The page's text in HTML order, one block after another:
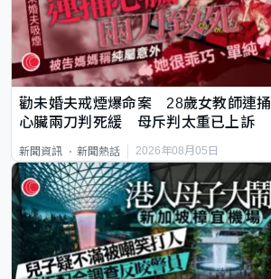
勸未婚夫戒煙爆命案 28歲女教師連捅
心臟兩刀判死緩 母斥判太重已上訴
新聞資訊 新聞熱話 2026年08月05日